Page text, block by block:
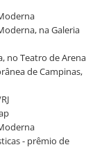
na Galeria
no Teatro de Arena
de Campinas,
- prêmio de